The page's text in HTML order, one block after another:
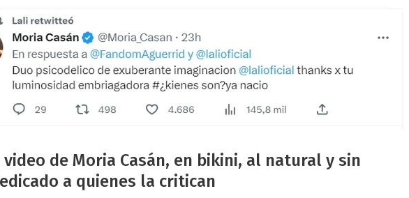
video de Moria Casán, en bikini, al natural y sin
a quienes la critican